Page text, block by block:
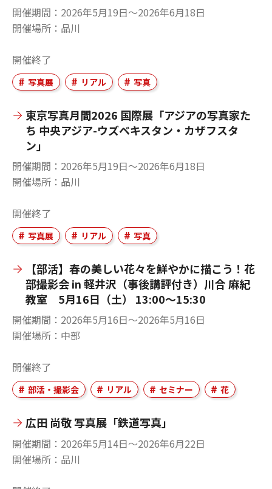
開催期間
2026年5月19日〜2026年6月18日
開催場所
品川
開催終了
写真展 リアル 写真
東京写真月間2026 国際展「アジアの写真家た
ち 中央アジア-ウズベキスタン・カザフスタ
ン」
開催期間
2026年5月19日〜2026年6月18日
開催場所
品川
開催終了
写真展 リアル 写真
【部活】春の美しい花々を鮮やかに描こう！花
部撮影会 in 軽井沢（事後講評付き）川合 麻紀
教室 5月16日（土） 13:00～15:30
開催期間
2026年5月16日〜2026年5月16日
開催場所
中部
開催終了
部活・撮影会 リアル セミナー 花
広田 尚敬 写真展「鉄道写真」
開催期間
2026年5月14日〜2026年6月22日
開催場所
品川